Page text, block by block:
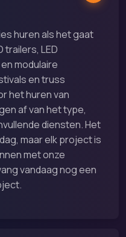
huren als het gaat
trailers, LED
modulaire
en truss
het huren van
af van het type,
diensten. Het
maar elk project is
met onze
vandaag nog een